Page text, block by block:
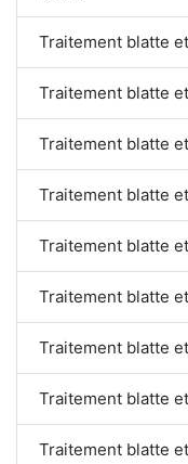
Traitement blatte
Traitement blatte
Traitement blatte
Traitement blatte
Traitement blatte
Traitement blatte
Traitement blatte
Traitement blatte
Traitement blatte